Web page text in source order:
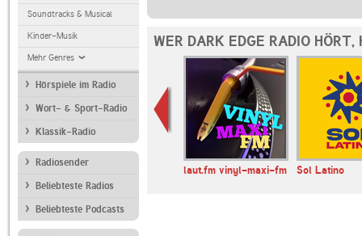
Soundtracks & Musical
Kinder-Musik
Mehr Genres
Hörspiele im Radio
Wort- & Sport-Radio
Klassik-Radio
Radiosender
Beliebteste Radios
Beliebteste Podcasts
WER DARK EDGE RADIO HÖRT,
laut.fm vinyl-maxi-fm Sol Latino